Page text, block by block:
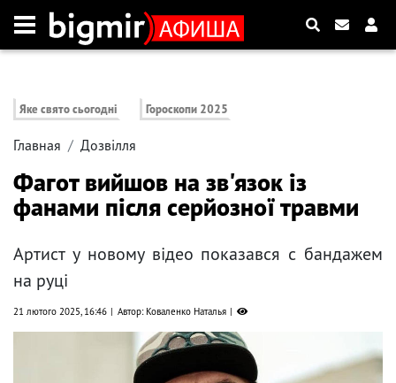
Яке свято сьогодні Гороскопи 2025
Главная Дозвілля
Фагот вийшов на зв'язок із
фанами після серйозної травми
Артист у новому відео показався с бандажем
на руці
21 лютого 2025, 16:46 Автор: Коваленко Наталья